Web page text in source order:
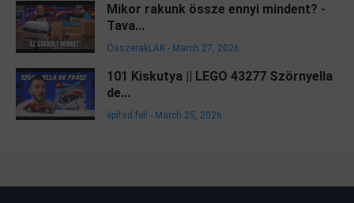
Mikor rakunk össze ennyi mindent? -
Tava...
ÖsszerakLAK - March 27, 2026
101 Kiskutya || LEGO 43277 Szörnyella
de...
építsd fel! - March 25, 2026